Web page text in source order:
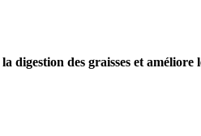
la digestion des graisses et améliore